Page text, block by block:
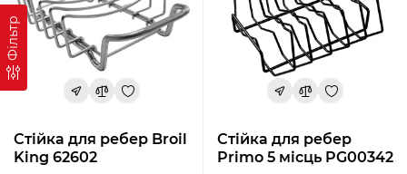
Фільтр
Стійка для ребер Broil
King 62602
Стійка для ребер
Primo 5 місць PG00342